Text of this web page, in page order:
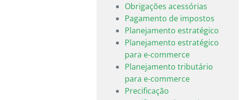
Obrigações acessórias
Pagamento de impostos
Planejamento estratégico
Planejamento estratégico
para e-commerce
Planejamento tributário
para e-commerce
Precificação